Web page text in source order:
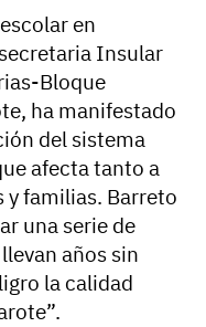
en
Insular
Bloque
ha manifestado
del sistema
afecta tanto a
y familias. Barreto
una serie de
años sin
la calidad